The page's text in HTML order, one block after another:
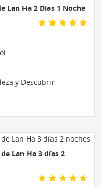
Lan Ha 2 Días 1 Noche
y Descubrir
Lan Ha 3 días 2